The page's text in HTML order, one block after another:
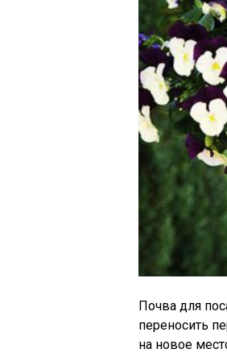
Почва для
переносить
на новое